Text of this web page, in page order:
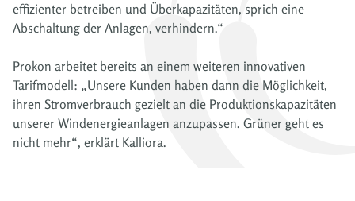
effizienter betreiben und Überkapazitäten, sprich eine
Abschaltung der Anlagen, verhindern.“
Prokon arbeitet bereits an einem weiteren innovativen
Tarifmodell: „Unsere Kunden haben dann die Möglichkeit,
ihren Stromverbrauch gezielt an die Produktionskapazitäten
unserer Windenergieanlagen anzupassen. Grüner geht es
nicht mehr“, erklärt Kalliora.